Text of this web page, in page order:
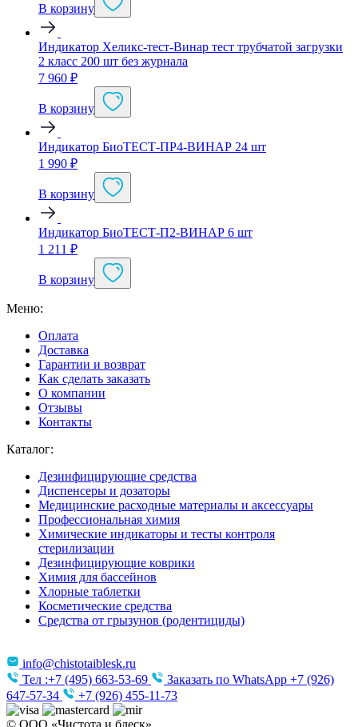
В корзину
Индикатор Хеликс-тест-Винар тест трубчатой загрузки
2 класс 200 шт без журнала
7 960 ₽
В корзину
Индикатор БиоТЕСТ-ПР4-ВИНАР 24 шт
1 990 ₽
В корзину
Индикатор БиоТЕСТ-П2-ВИНАР 6 шт
1 211 ₽
В корзину
Меню:
Оплата
Доставка
Гарантии и возврат
Как сделать заказать
О компании
Отзывы
Контакты
Каталог:
Дезинфицирующие средства
Диспенсеры и дозаторы
Медицинские расходные материалы и аксессуары
Профессиональная химия
Химические индикаторы и тесты контроля
стерилизации
Дезинфицирующие коврики
Химия для бассейнов
Хлорные таблетки
Косметические средства
Средства от грызунов (родентициды)
info@chistotaiblesk.ru
Тел :+7 (495) 663-53-69
Заказать по WhatsApp +7 (926)
647-57-34
+7 (926) 455-11-73
© ООО «Чистота и блеск».